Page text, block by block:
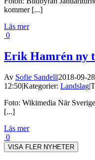
kommer [...]
Läs mer
0
Erik Hamrén ny
Av Sofie Sandell|2018-09-
12:50|Kategorier: Landslag|
Foto: Wikimedia När
[...]
Läs mer
0
VISA FLER NYHETER